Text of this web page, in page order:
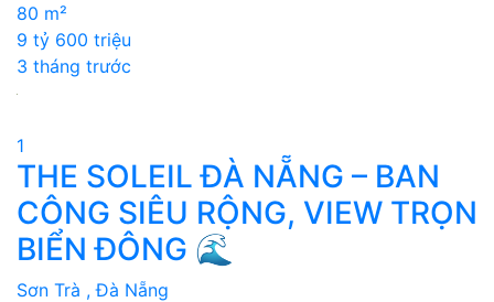
80 m²
9 tỷ 600 triệu
3 tháng trước
1
THE SOLEIL ĐÀ NẴNG – BAN
CÔNG SIÊU RỘNG, VIEW TRỌN
BIỂN ĐÔNG 🌊
Sơn Trà , Đà Nẵng